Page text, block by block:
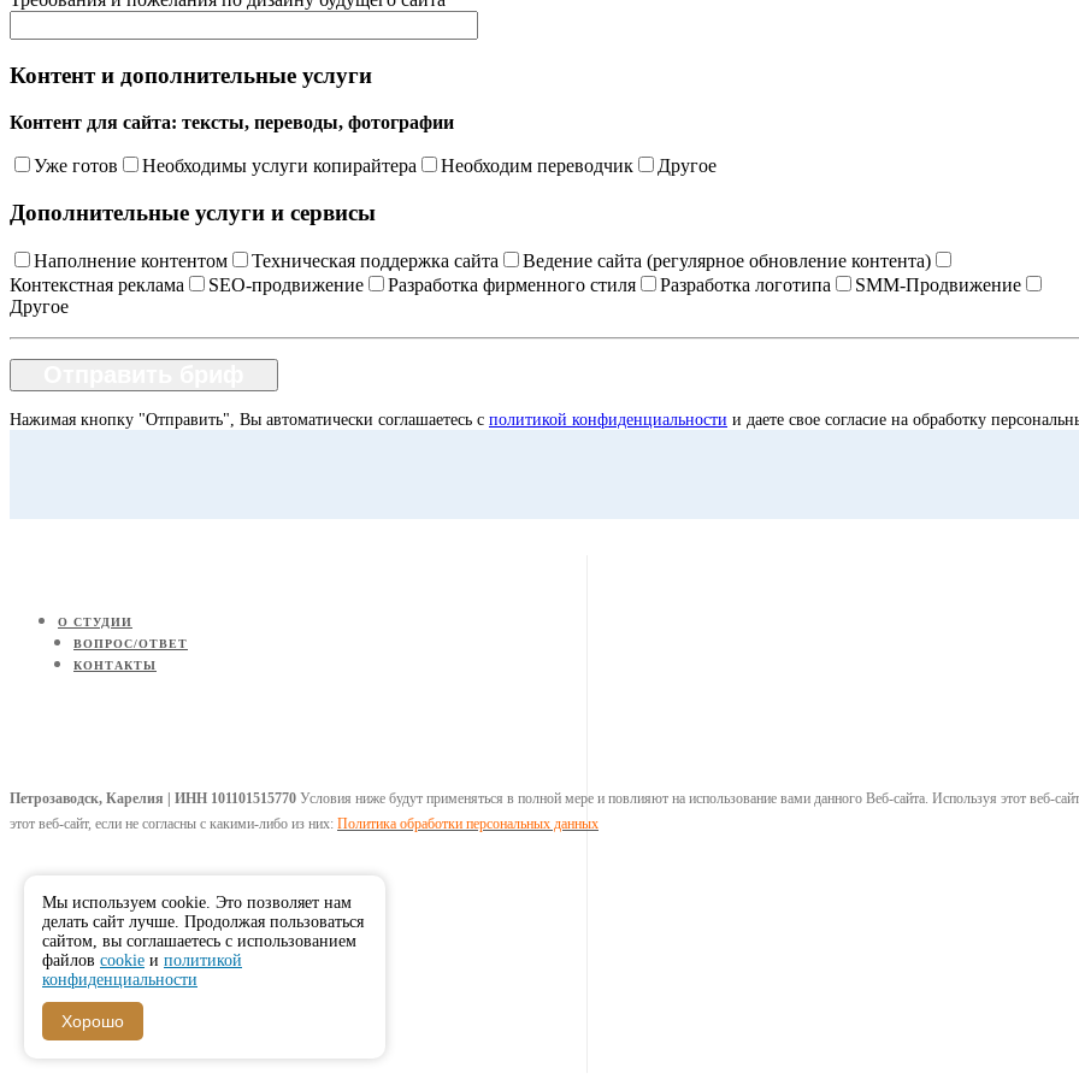
Контент и дополнительные услуги
Контент для сайта: тексты, переводы, фотографии
Уже готов Необходимы услуги копирайтера Необходим переводчик Другое
Дополнительные услуги и сервисы
Наполнение контентом Техническая поддержка сайта
Ведение сайта (регулярное обновление контента)
Контекстная реклама
SEO-продвижение Разработка фирменного стиля Разработка логотипа
SMM-Продвижение
Другое
Нажимая кнопку "Отправить", Вы автоматически соглашаетесь с политикой конфиденциальности и даете свое согласие на обработку
О СТУДИИ
ВОПРОС/ОТВЕТ
КОНТАКТЫ
Петрозаводск, Карелия | ИНН 101101515770 Условия ниже будут применяться в полной мере и повлияют на использование вами данного Веб-сайта. Используя этот веб-
этот веб-сайт, если не согласны с какими-либо из них: Политика обработки персональных данных
Мы используем cookie. Это позволяет нам
делать сайт лучше. Продолжая пользоваться
сайтом, вы соглашаетесь с использованием
файлов cookie и политикой
конфиденциальности
Хорошо